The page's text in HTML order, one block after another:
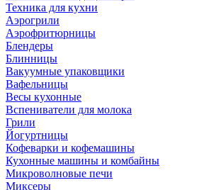
Техника для кухни
Аэрогрили
Аэрофритюрницы
Блендеры
Блинницы
Вакуумные упаковщики
Вафельницы
Весы кухонные
Вспениватели для молока
Грили
Йогуртницы
Кофеварки и кофемашины
Кухонные машины и комбайны
Микроволновые печи
Миксеры